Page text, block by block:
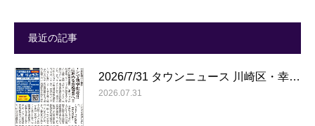
最近の記事
2026/7/31 タウンニュース 川崎区・幸…
2026.07.31